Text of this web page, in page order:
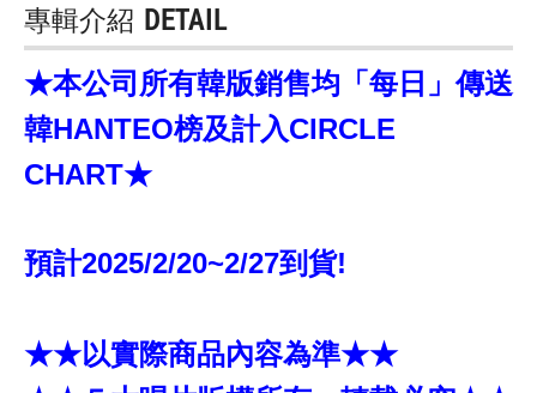
專輯介紹 DETAIL
★本公司所有韓版銷售均「每日」傳送
韓HANTEO榜及計入CIRCLE
CHART★
預計2025/2/20~2/27到貨!
★★以實際商品內容為準★★